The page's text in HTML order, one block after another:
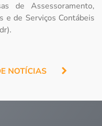
de Assessoramento,
e de Serviços Contábeis
NOTÍCIAS